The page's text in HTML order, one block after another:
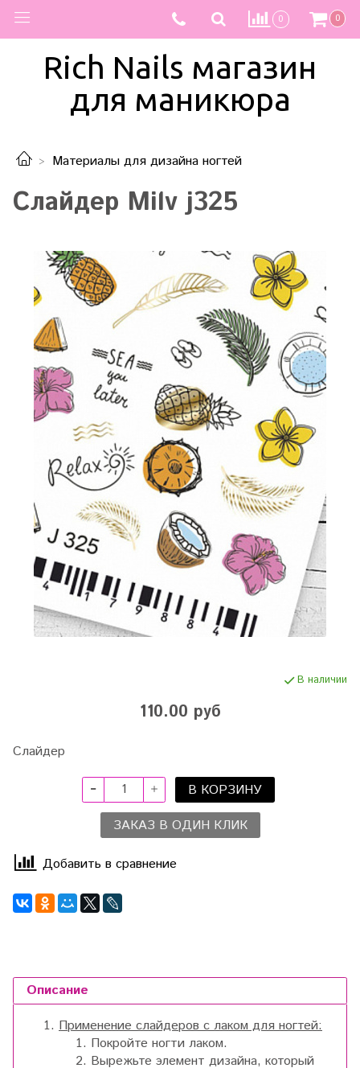
0 0
Rich Nails магазин
для маникюра
Материалы для дизайна ногтей
Слайдер Milv j325
В наличии
110.00 руб
Слайдер
В КОРЗИНУ
ЗАКАЗ В ОДИН КЛИК
Добавить в сравнение
Описание
Применение слайдеров с лаком для ногтей:
Покройте ногти лаком.
Вырежьте элемент дизайна, который